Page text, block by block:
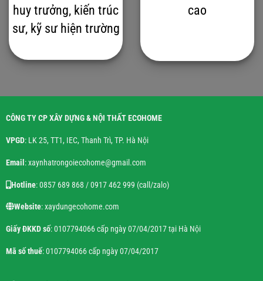
huy trưởng, kiến trúc
sư, kỹ sư hiện trường
cao
CÔNG TY CP XÂY DỰNG & NỘI THẤT ECOHOME
VPGD: LK 25, TT1, IEC, Thanh Trì, TP. Hà Nội
Email : xaynhatrongoiecohome@gmail.com
Hotline: 0857 689 868 / 0917 462 999 (call/zalo)
Website: xaydungecohome.com
Giấy ĐKKD số: 0107794066 cấp ngày 07/04/2017 tại Hà Nội
Mã số thuế: 0107794066 cấp ngày 07/04/2017